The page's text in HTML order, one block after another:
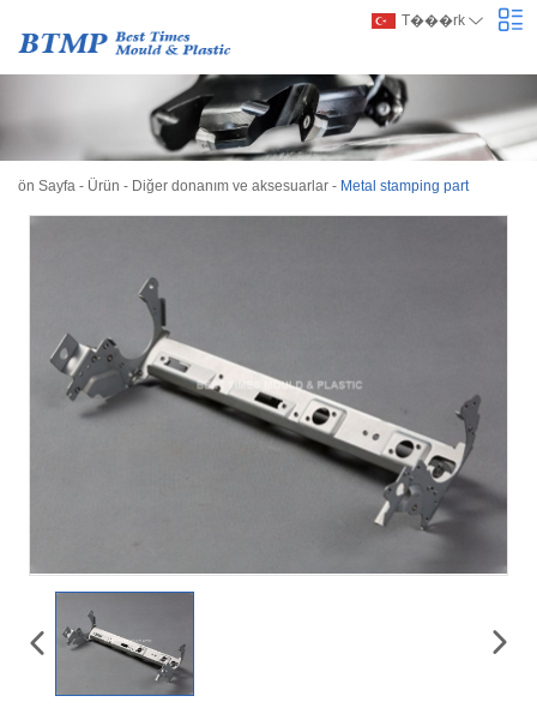
T���rk
ön Sayfa - Ürün - Diğer donanım ve aksesuarlar - Metal stamping part